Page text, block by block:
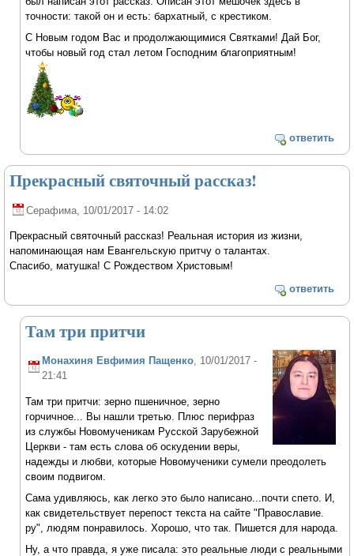
точности: такой он и есть: бархатный, с крестиком.
С Новым годом Вас и продолжающимися Святками! Дай Бог,
чтобы новый год стал летом Господним благоприятным!
ответить
Прекрасный святочный рассказ!
Серафима , 10/01/2017 - 14:02
Прекрасный святочный рассказ! Реальная история из жизни,
напоминающая нам Евангельскую притчу о талантах.
Спасибо, матушка! С Рождеством Христовым!
ответить
Там три притчи
Монахиня Евфимия Пащенко, 10/01/2017 -
21:41
Там три притчи: зерно пшеничное, зерно
горчичное... Вы нашли третью. Плюс перифраз
из службы Новомученикам Русской Зарубежной
Церкви - там есть слова об оскудении веры,
надежды и любви, которые Новомученики сумели преодолеть
своим подвигом.
Сама удивляюсь, как легко это было написано...почти спето. И,
как свидетельствует перепост текста на сайте "Православие.
ру", людям понравилось. Хорошо, что так. Пишется для народа.
Ну, а что правда, я уже писала: это реальные люди с реальными